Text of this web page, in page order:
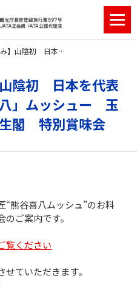
【お電話申込のみ】山陰初 日本を代表する料理人「熊谷喜八」ムッシュー 玉造グランドホテル長生閣 特別賞味会
山陰初 日本を代表
」ムッシュー 玉
閣 特別賞味会
“熊谷喜八ムッシュ”のお料
ご案内です。
覧ください
ていただきます。